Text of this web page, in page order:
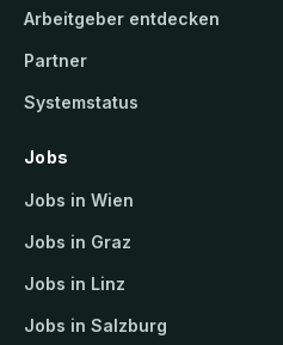
Arbeitgeber entdecken
Partner
Systemstatus
Jobs
Jobs in Wien
Jobs in Graz
Jobs in Linz
Jobs in Salzburg